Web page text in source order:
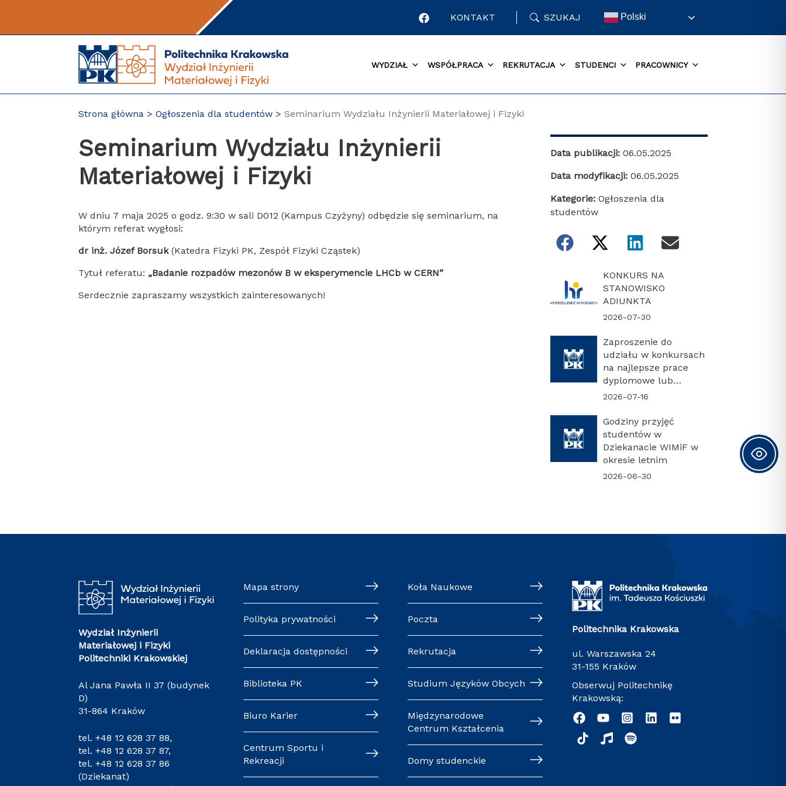
KONTAKT SZUKAJ Polski
WYDZIAŁ WSPÓŁPRACA REKRUTACJA STUDENCI PRACOWNICY
Strona główna Ogłoszenia dla studentów Seminarium Wydziału Inżynierii Materiałowej i Fizyki
Seminarium Wydziału Inżynierii
Materiałowej i Fizyki
W dniu 7 maja 2025 o godz. 9:30 w sali D012 (Kampus Czyżyny) odbędzie się seminarium, na
którym referat wygłosi:
dr inż. Józef Borsuk(Katedra Fizyki PK, Zespół Fizyki Cząstek)
Tytuł referatu: „Badanie rozpadów mezonów B w eksperymencie LHCb w CERN”
Serdecznie zapraszamy wszystkich zainteresowanych!
Data publikacji: 06.05.2025
Data modyfikacji: 06.05.2025
Kategorie: Ogłoszenia dla
studentów
KONKURS NA
STANOWISKO
ADIUNKTA
2026-07-30
Zaproszenie do
udziału w konkursach
na najlepsze prace
dyplomowe lub
najlepszą rozprawę
2026-07-16
Godziny przyjęć
studentów w
Dziekanacie WIMiF w
okresie letnim
2026-06-30
Wydział Inżynierii
Materiałowej i Fizyki
Politechniki Krakowskiej
Al Jana Pawła II 37 (budynek
D)
31-864 Kraków
tel.+48 12 628 37 88,
tel.+48 12 628 37 87,
tel.+48 12 628 37 86
(Dziekanat)
Mapa strony
Polityka prywatności
Deklaracja dostępności
Biblioteka PK
Biuro Karier
Centrum Sportu i
Rekreacji
Koła Naukowe
Poczta
Rekrutacja
Studium Języków Obcych
Międzynarodowe
Centrum Kształcenia
Domy studenckie
Politechnika Krakowska
ul. Warszawska 24
31-155 Kraków
Obserwuj Politechnikę
Krakowską: